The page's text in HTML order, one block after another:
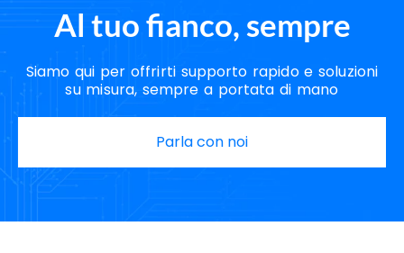
Al tuo fianco, sempre
Siamo qui per offrirti supporto rapido e soluzioni
su misura, sempre a portata di mano
Parla con noi